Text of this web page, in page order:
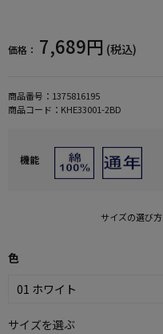
価格： 7,689円 (税込)
商品番号： 1375816195
商品コード： KHE33001-2BD
機能
サイズの選び方
色
サイズを選ぶ